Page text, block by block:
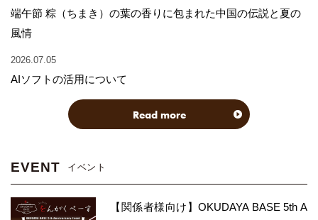
端午節 粽（ちまき）の葉の香りに包まれた中国の伝説と夏の
風情
2026.07.05
AIソフトの活用について
Read more
EVENT イベント
【関係者様向け】OKUDAYA BASE 5th A